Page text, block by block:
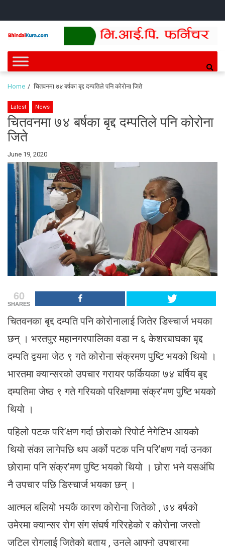
Bhindai Kura
News and entertainment.
Home चितवनमा ७४ बर्षका बृद्द दम्पतिले पनि कोरोना जिते
Latest News
चितवनमा ७४ बर्षका बृद्द दम्पतिले पनि कोरोना
जिते
By
Bhindai
Kura
June 19, 2020
60
SHARES
चितवनका बृद्द दम्पति पनि कोरोनालाई जितेर डिस्चार्ज भयका
छन् । भरतपुर महानगरपालिका वडा न ६ केशरबाघका बृद्द
दम्पति द्वयमा जेठ ९ गते कोरोना संक्रमण पुष्टि भयको थियो ।
भारतमा क्यान्सरको उपचार गरायर फर्कियका ७४ बर्षिय बृद्द
दम्पतिमा जेष्ठ ९ गते गरियको परिक्षणमा संक्र’मण पुष्टि भयको
थियो ।
पहिलो पटक परि’क्षण गर्दा छोराको रिपोर्ट नेगेटिभ आयको
थियो संका लागेपछि थप अर्को पटक पनि परि’क्षण गर्दा उनका
छोरामा पनि संक्र’मण पुष्टि भयको थियो । छोरा भने यसअंघि
नै उपचार पछि डिस्चार्ज भयका छन् ।
आत्मल बलियो भयकै कारण कोराेना जितेको , ७४ बर्षको
उमेरमा क्यान्सर रोग संग संघर्ष गरिरहेको र कोरोना जस्तो
जटिल रोगलाई जितेको बताय , उनले आफ्नो उपचारमा